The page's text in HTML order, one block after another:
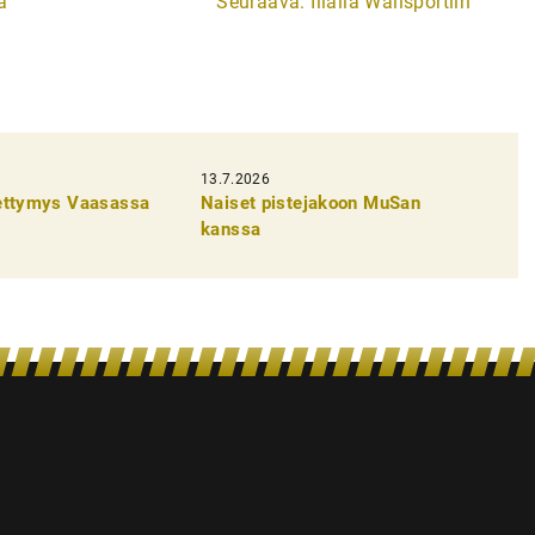
Vaasassa
13.7.2026
Naiset pistejakoon MuSan
kanssa